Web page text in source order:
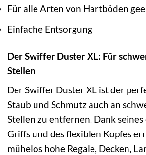
Für alle Arten von Hartböden
Einfache Entsorgung
Der Swiffer Duster XL: Für
Stellen
Der Swiffer Duster XL ist der
Staub und Schmutz auch an
Stellen zu entfernen. Dank
Griffs und des flexiblen Kopfes
mühelos hohe Regale, Decken,